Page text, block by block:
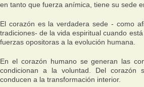
en tanto que fuerza anímica, tiene su sede
El corazón es la verdadera sede - como
tradiciones- de la vida espiritual cuando
fuerzas opositoras a la evolución humana.
En el corazón humano se generan las
condicionan a la voluntad. Del corazón
conducen a la transformación interior.